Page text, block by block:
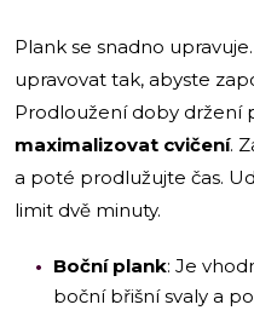
Plank se snadno
upravovat tak, abyste
Prodloužení doby držení
maximalizovat cvičení.
a poté prodlužujte čas.
limit dvě minuty.
Boční plank: Je
boční břišní svaly a